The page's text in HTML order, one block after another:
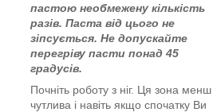
пастою необмежену кількість
разів. Паста від цього не
зіпсується. Не допускайте
перегріву пасти понад 45
градусів.
Почніть роботу з ніг. Ця зона менш
чутлива і навіть якщо спочатку Ви